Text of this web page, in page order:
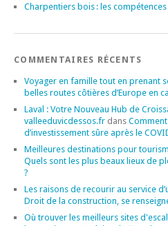
Charpentiers bois : les
COMMENTAIRES RÉCENTS
Voyager en famille tout en prenant
belles routes côtières d’Europe en
Laval : Votre Nouveau Hub de
valleeduvicdessos.fr dans
d’investissement sûre après le
Meilleures destinations pour
Quels sont les plus beaux lieux de
?
Les raisons de recourir au service
Droit de la construction, se
Où trouver les meilleurs sites